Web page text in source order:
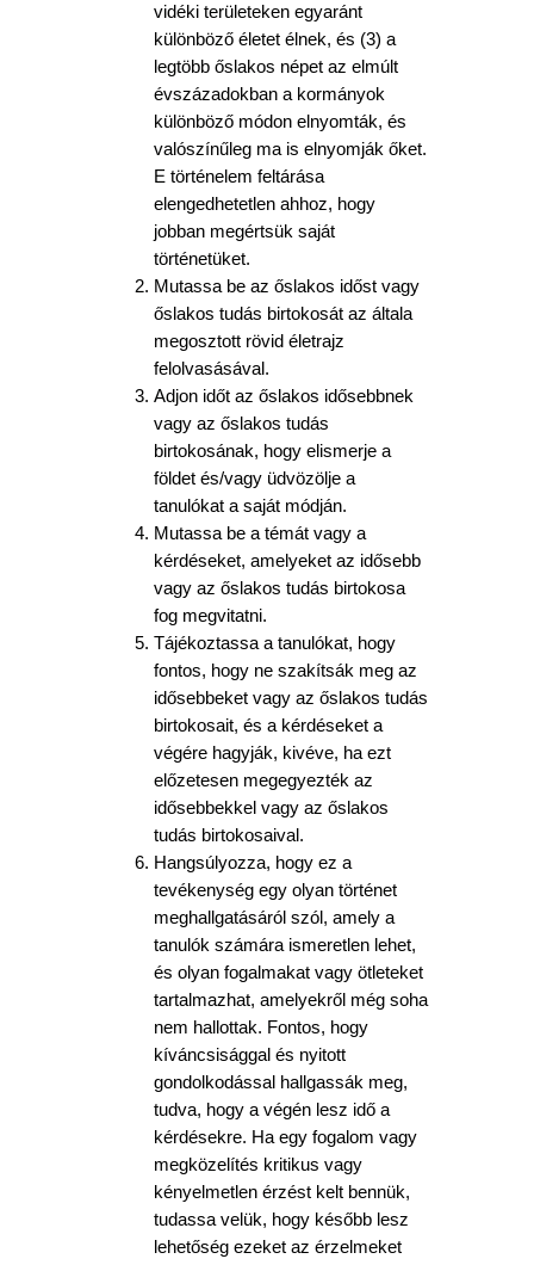
vidéki területeken egyaránt
különböző életet élnek, és (3) a
legtöbb őslakos népet az elmúlt
évszázadokban a kormányok
különböző módon elnyomták, és
valószínűleg ma is elnyomják őket.
E történelem feltárása
elengedhetetlen ahhoz, hogy
jobban megértsük saját
történetüket.
Mutassa be az őslakos időst vagy
őslakos tudás birtokosát az általa
megosztott rövid életrajz
felolvasásával.
Adjon időt az őslakos idősebbnek
vagy az őslakos tudás
birtokosának, hogy elismerje a
földet és/vagy üdvözölje a
tanulókat a saját módján.
Mutassa be a témát vagy a
kérdéseket, amelyeket az idősebb
vagy az őslakos tudás birtokosa
fog megvitatni.
Tájékoztassa a tanulókat, hogy
fontos, hogy ne szakítsák meg az
idősebbeket vagy az őslakos tudás
birtokosait, és a kérdéseket a
végére hagyják, kivéve, ha ezt
előzetesen megegyezték az
idősebbekkel vagy az őslakos
tudás birtokosaival.
Hangsúlyozza, hogy ez a
tevékenység egy olyan történet
meghallgatásáról szól, amely a
tanulók számára ismeretlen lehet,
és olyan fogalmakat vagy ötleteket
tartalmazhat, amelyekről még soha
nem hallottak. Fontos, hogy
kíváncsisággal és nyitott
gondolkodással hallgassák meg,
tudva, hogy a végén lesz idő a
kérdésekre. Ha egy fogalom vagy
megközelítés kritikus vagy
kényelmetlen érzést kelt bennük,
tudassa velük, hogy később lesz
lehetőség ezeket az érzelmeket